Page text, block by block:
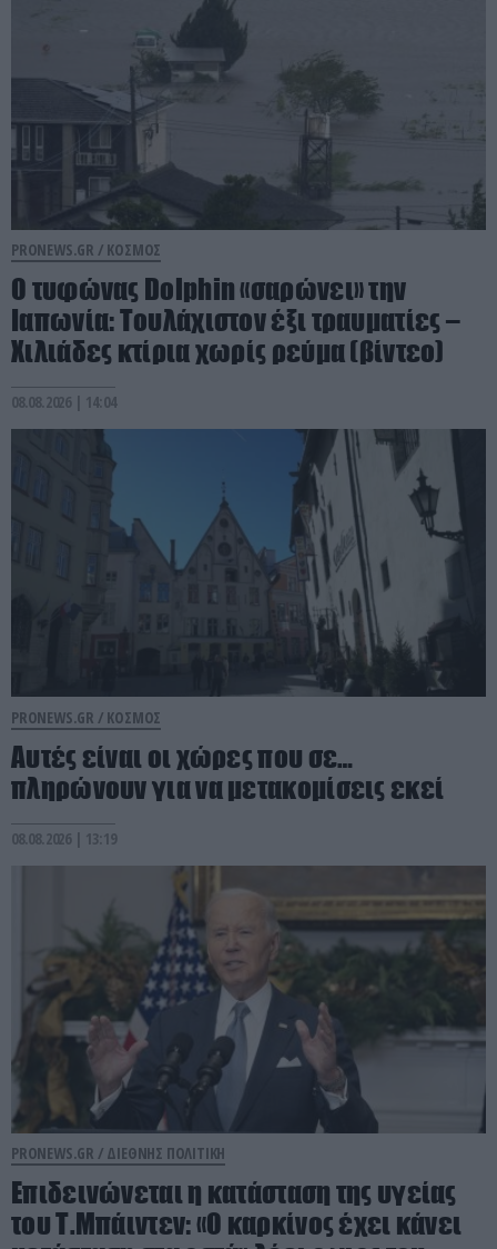
PRONEWS.GR / ΚΟΣΜΟΣ
O τυφώνας Dolphin «σαρώνει» την
Ιαπωνία: Τουλάχιστον έξι τραυματίες –
Χιλιάδες κτίρια χωρίς ρεύμα (βίντεο)
08.08.2026 | 14:04
PRONEWS.GR / ΚΟΣΜΟΣ
Αυτές είναι οι χώρες που σε…
πληρώνουν για να μετακομίσεις εκεί
08.08.2026 | 13:19
PRONEWS.GR / ΔΙΕΘΝΗΣ ΠΟΛΙΤΙΚΗ
Επιδεινώνεται η κατάσταση της υγείας
του Τ.Μπάιντεν: «Ο καρκίνος έχει κάνει